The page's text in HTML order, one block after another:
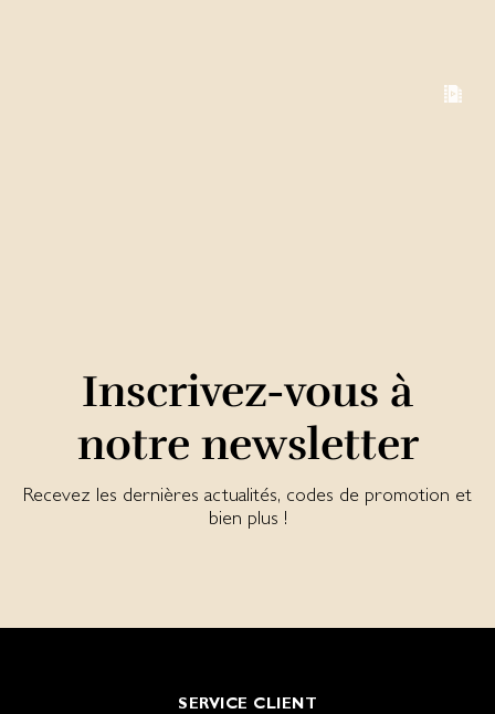
Inscrivez-vous à
notre newsletter
Recevez les dernières actualités, codes de promotion et
bien plus !
SERVICE CLIENT